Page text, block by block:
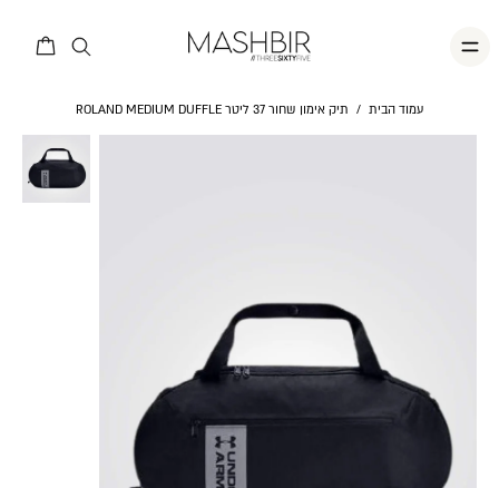
עמוד הבית / תיק אימון שחור 37 ליטר ROLAND MEDIUM DUFFLE